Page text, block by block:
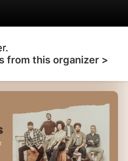
from this organizer >